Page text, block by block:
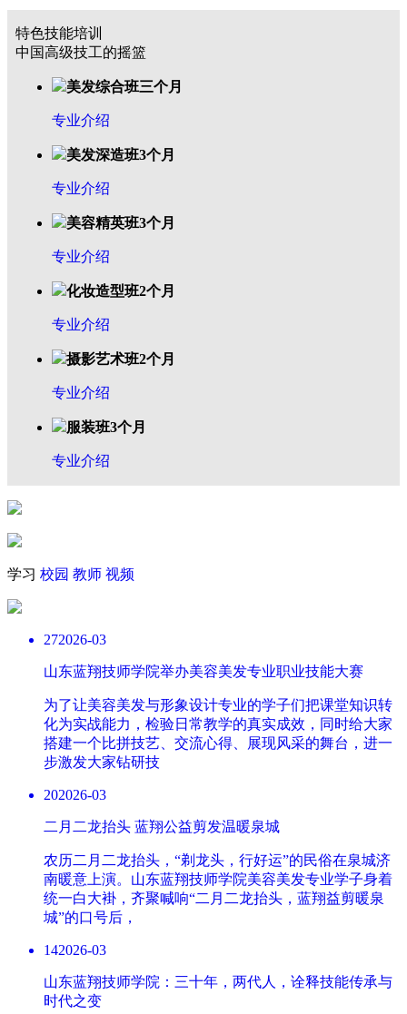
特色技能培训
中国高级技工的摇篮
美发综合班三个月
专业介绍
美发深造班3个月
专业介绍
美容精英班3个月
专业介绍
化妆造型班2个月
专业介绍
摄影艺术班2个月
专业介绍
服装班3个月
专业介绍
学习 校园 教师 视频
272026-03
山东蓝翔技师学院举办美容美发专业职业技能大赛
为了让美容美发与形象设计专业的学子们把课堂知识转
化为实战能力，检验日常教学的真实成效，同时给大家
搭建一个比拼技艺、交流心得、展现风采的舞台，进一
步激发大家钻研技
202026-03
二月二龙抬头 蓝翔公益剪发温暖泉城
农历二月二龙抬头，“剃龙头，行好运”的民俗在泉城济
南暖意上演。山东蓝翔技师学院美容美发专业学子身着
统一白大褂，齐聚喊响“二月二龙抬头，蓝翔益剪暖泉
城”的口号后，
142026-03
山东蓝翔技师学院：三十年，两代人，诠释技能传承与
时代之变